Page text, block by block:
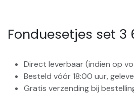
Fonduesetjes set 3
Direct leverbaar (indien op
Besteld vóór 18:00 uur,
Gratis verzending bij